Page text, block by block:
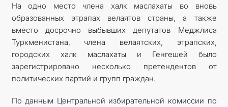
На одно место члена халк маслахаты во вновь
образованных этрапах велаятов страны, а также
вместо досрочно выбывших депутатов Меджлиса
Туркменистана, члена велаятских, этрапских,
городских халк маслахаты и Генгешей было
зарегистрировано несколько претендентов от
политических партий и групп граждан.
По данным Центральной избирательной комиссии по